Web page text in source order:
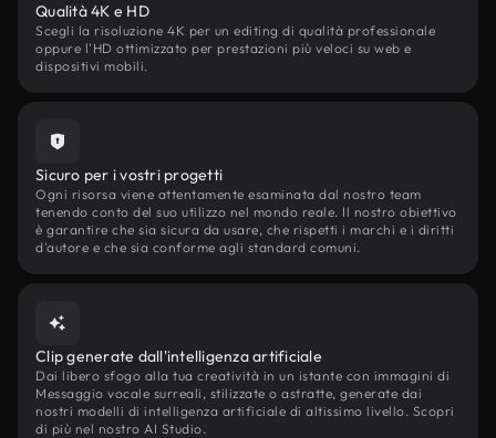
Qualità 4K e HD
Scegli la risoluzione 4K per un editing di qualità professionale
oppure l'HD ottimizzato per prestazioni più veloci su web e
dispositivi mobili.
Sicuro per i vostri progetti
Ogni risorsa viene attentamente esaminata dal nostro team
tenendo conto del suo utilizzo nel mondo reale. Il nostro obiettivo
è garantire che sia sicura da usare, che rispetti i marchi e i diritti
d'autore e che sia conforme agli standard comuni.
Clip generate dall'intelligenza artificiale
Dai libero sfogo alla tua creatività in un istante con immagini di
Messaggio vocale surreali, stilizzate o astratte, generate dai
nostri modelli di intelligenza artificiale di altissimo livello. Scopri
di più nel nostro AI Studio.